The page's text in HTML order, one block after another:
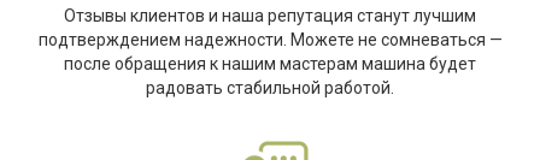
Отзывы клиентов и наша репутация станут лучшим
подтверждением надежности. Можете не сомневаться —
после обращения к нашим мастерам машина будет
радовать стабильной работой.